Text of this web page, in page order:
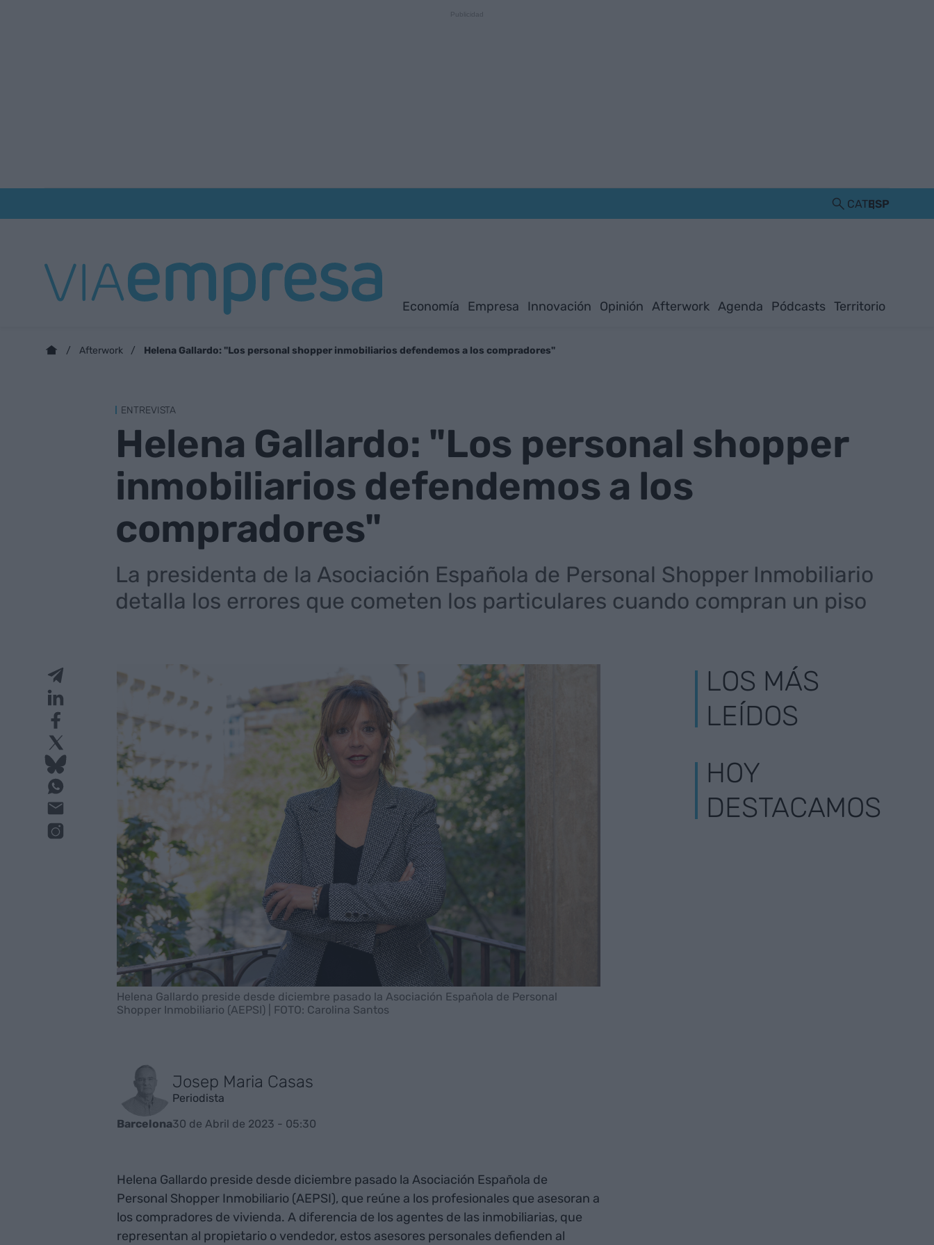
CATESP
Economía Empresa Innovación Opinión Afterwork Agenda Pódcasts Territorio
Afterwork Helena Gallardo: "Los personal shopper inmobiliarios defendemos a los compradores"
ENTREVISTA
Helena Gallardo: "Los personal shopper
inmobiliarios defendemos a los
compradores"
La presidenta de la Asociación Española de Personal Shopper Inmobiliario
detalla los errores que cometen los particulares cuando compran un piso
Helena Gallardo preside desde diciembre pasado la Asociación Española de Personal
Shopper Inmobiliario (AEPSI) | FOTO: Carolina Santos
Josep Maria Casas
Periodista
Barcelona30 de Abril de 2023 - 05:30
Helena Gallardo preside desde diciembre pasado la Asociación Española de
Personal Shopper Inmobiliario (AEPSI), que reúne a los profesionales que asesoran a
los compradores de vivienda. A diferencia de los agentes de las inmobiliarias, que
representan al propietario o vendedor, estos asesores personales defienden al
LOS MÁS
LEÍDOS
HOY
DESTACAMOS